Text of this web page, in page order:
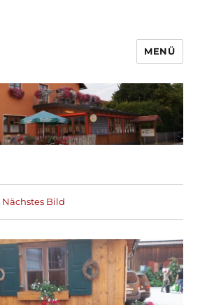
MENÜ
Nächstes Bild